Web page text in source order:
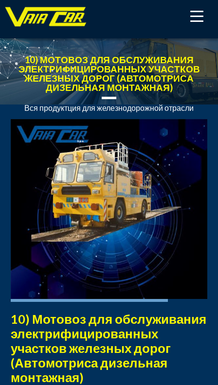
10) МОТОВОЗ ДЛЯ ОБСЛУЖИВАНИЯ
ЭЛЕКТРИФИЦИРОВАННЫХ УЧАСТКОВ
ЖЕЛЕЗНЫХ ДОРОГ (АВТОМОТРИСА
ДИЗЕЛЬНАЯ МОНТАЖНАЯ)
Вся продуктция для железнодорожной отрасли
10) Мотовоз для обслуживания
электрифицированных
участков железных дорог
(Автомотриса дизельная
монтажная)